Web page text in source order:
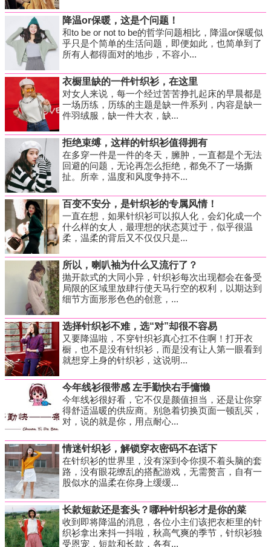
降温or保暖，这是个问题！
和to be or not to be的哲学问题相比，降温or保暖似
乎只是个简单的生活问题，即便如此，也简单到了
所有人都得面对的地步，不容小...
衣橱里缺的一件针织衫，在这里
对女人来说，每一个经过苦苦挣扎起床的早晨都是
一场历练，历练的主题是缺一件系列，内容是缺一
件羽绒服，缺一件大衣，缺...
拒绝束缚，这样的针织衫值得拥有
在多穿一件是一件的冬天，臃肿，一直都是个无法
回避的问题，无论再怎么拒绝，都免不了一场撕
扯。所幸，温度和风度争持不...
百变不安分，是针织衫的专属风情！
一直在想，如果针织衫可以拟人化，会幻化成一个
什么样的女人，最理想的状态莫过于，似乎很温
柔，温柔的背后又不仅仅只是...
所以，喇叭袖为什么又流行了？
抛开款式的大同小异，针织衫每次出现都会在备受
局限的区域里放肆行使天马行空的权利，以期达到
细节方面形形色色的创意，...
选择针织衫不难，选“对”却很不容易
又要降温啦，不穿针织衫真心扛不住啊！打开衣
橱，也不是没有针织衫，而是没有让人第一眼看到
就想穿上身的针织衫，这说明...
今年线衫很带感 左手勤快右手慵懒
今年线衫很好看，它不仅是颜值担当，还是让你穿
得舒适温暖的供应商。别急着切换页面一顿乱买，
对，说的就是你，用点耐心...
情迷针织衫，解锁穿衣密码不在话下
在针织衫的世界里，没有深到令你摸不着头脑的套
路，没有眼花缭乱的搭配游戏，无需赘言，自有一
股似水的温柔在你身上缓缓...
长款短款还是套头？哪种针织衫才是你的菜
收到即将降温的消息，各位小主们该把衣柜里的针
织衫拿出来抖一抖啦，秋高气爽的季节，针织衫独
受恩宠，短款和长款，各有...